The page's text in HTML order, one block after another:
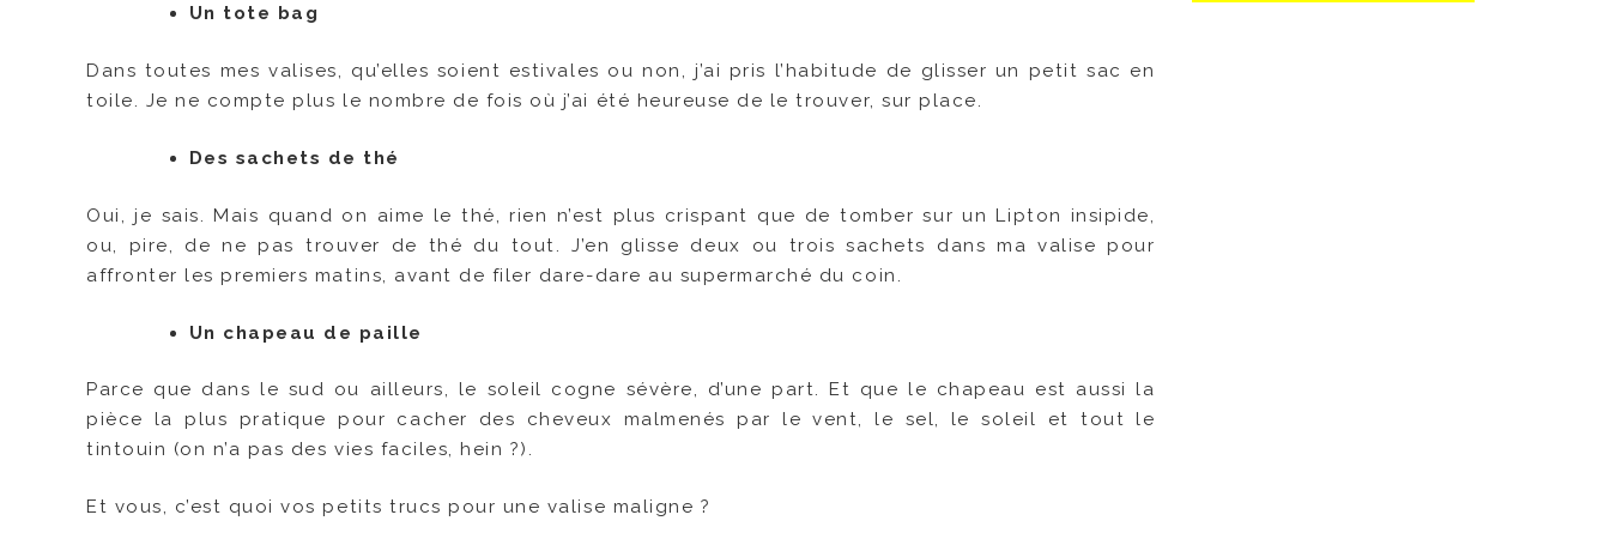
Un tote bag
Dans toutes mes valises, qu’elles soient estivales ou non, j’ai pris l’habitude de glisser un petit sac en
toile. Je ne compte plus le nombre de fois où j’ai été heureuse de le trouver, sur place.
Des sachets de thé
Oui, je sais. Mais quand on aime le thé, rien n’est plus crispant que de tomber sur un Lipton insipide,
ou, pire, de ne pas trouver de thé du tout. J’en glisse deux ou trois sachets dans ma valise pour
affronter les premiers matins, avant de filer dare-dare au supermarché du coin.
Un chapeau de paille
Parce que dans le sud ou ailleurs, le soleil cogne sévère, d’une part. Et que le chapeau est aussi la
pièce la plus pratique pour cacher des cheveux malmenés par le vent, le sel, le soleil et tout le
tintouin (on n’a pas des vies faciles, hein ?).
Et vous, c’est quoi vos petits trucs pour une valise maligne ?